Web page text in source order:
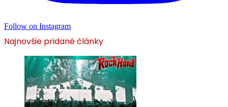
Follow on Instagram
Najnovšie pridané články